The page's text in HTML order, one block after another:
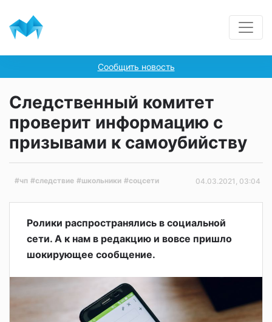
Сообщить новость
Следственный комитет
проверит информацию с
призывами к самоубийству
#чп #следствие #школьники #соцсети 04.03.2021, 03:04
Ролики распространялись в социальной
сети. А к нам в редакцию и вовсе пришло
шокирующее сообщение.